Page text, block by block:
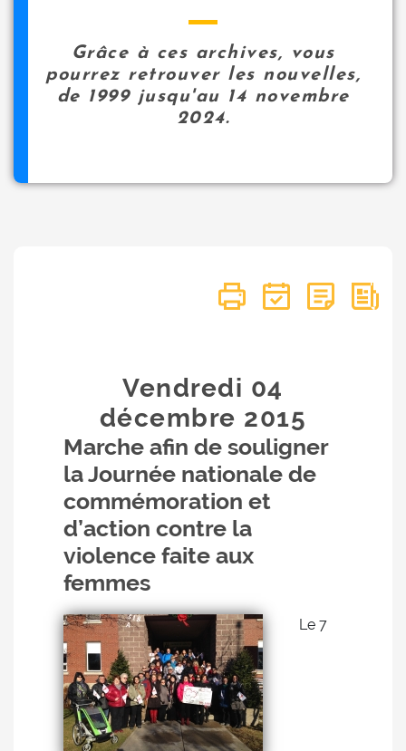
Grâce à ces archives, vous
pourrez retrouver les nouvelles,
de 1999 jusqu'au 14 novembre
2024.
Vendredi 04
décembre 2015
Marche afin de souligner
la Journée nationale de
commémoration et
d’action contre la
violence faite aux
femmes
Le 7